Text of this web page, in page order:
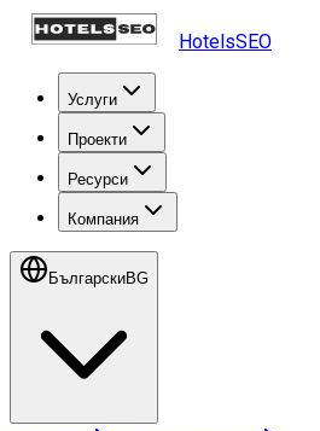
HotelsSEO
Услуги
Проекти
Ресурси
Компания
БългарскиBG